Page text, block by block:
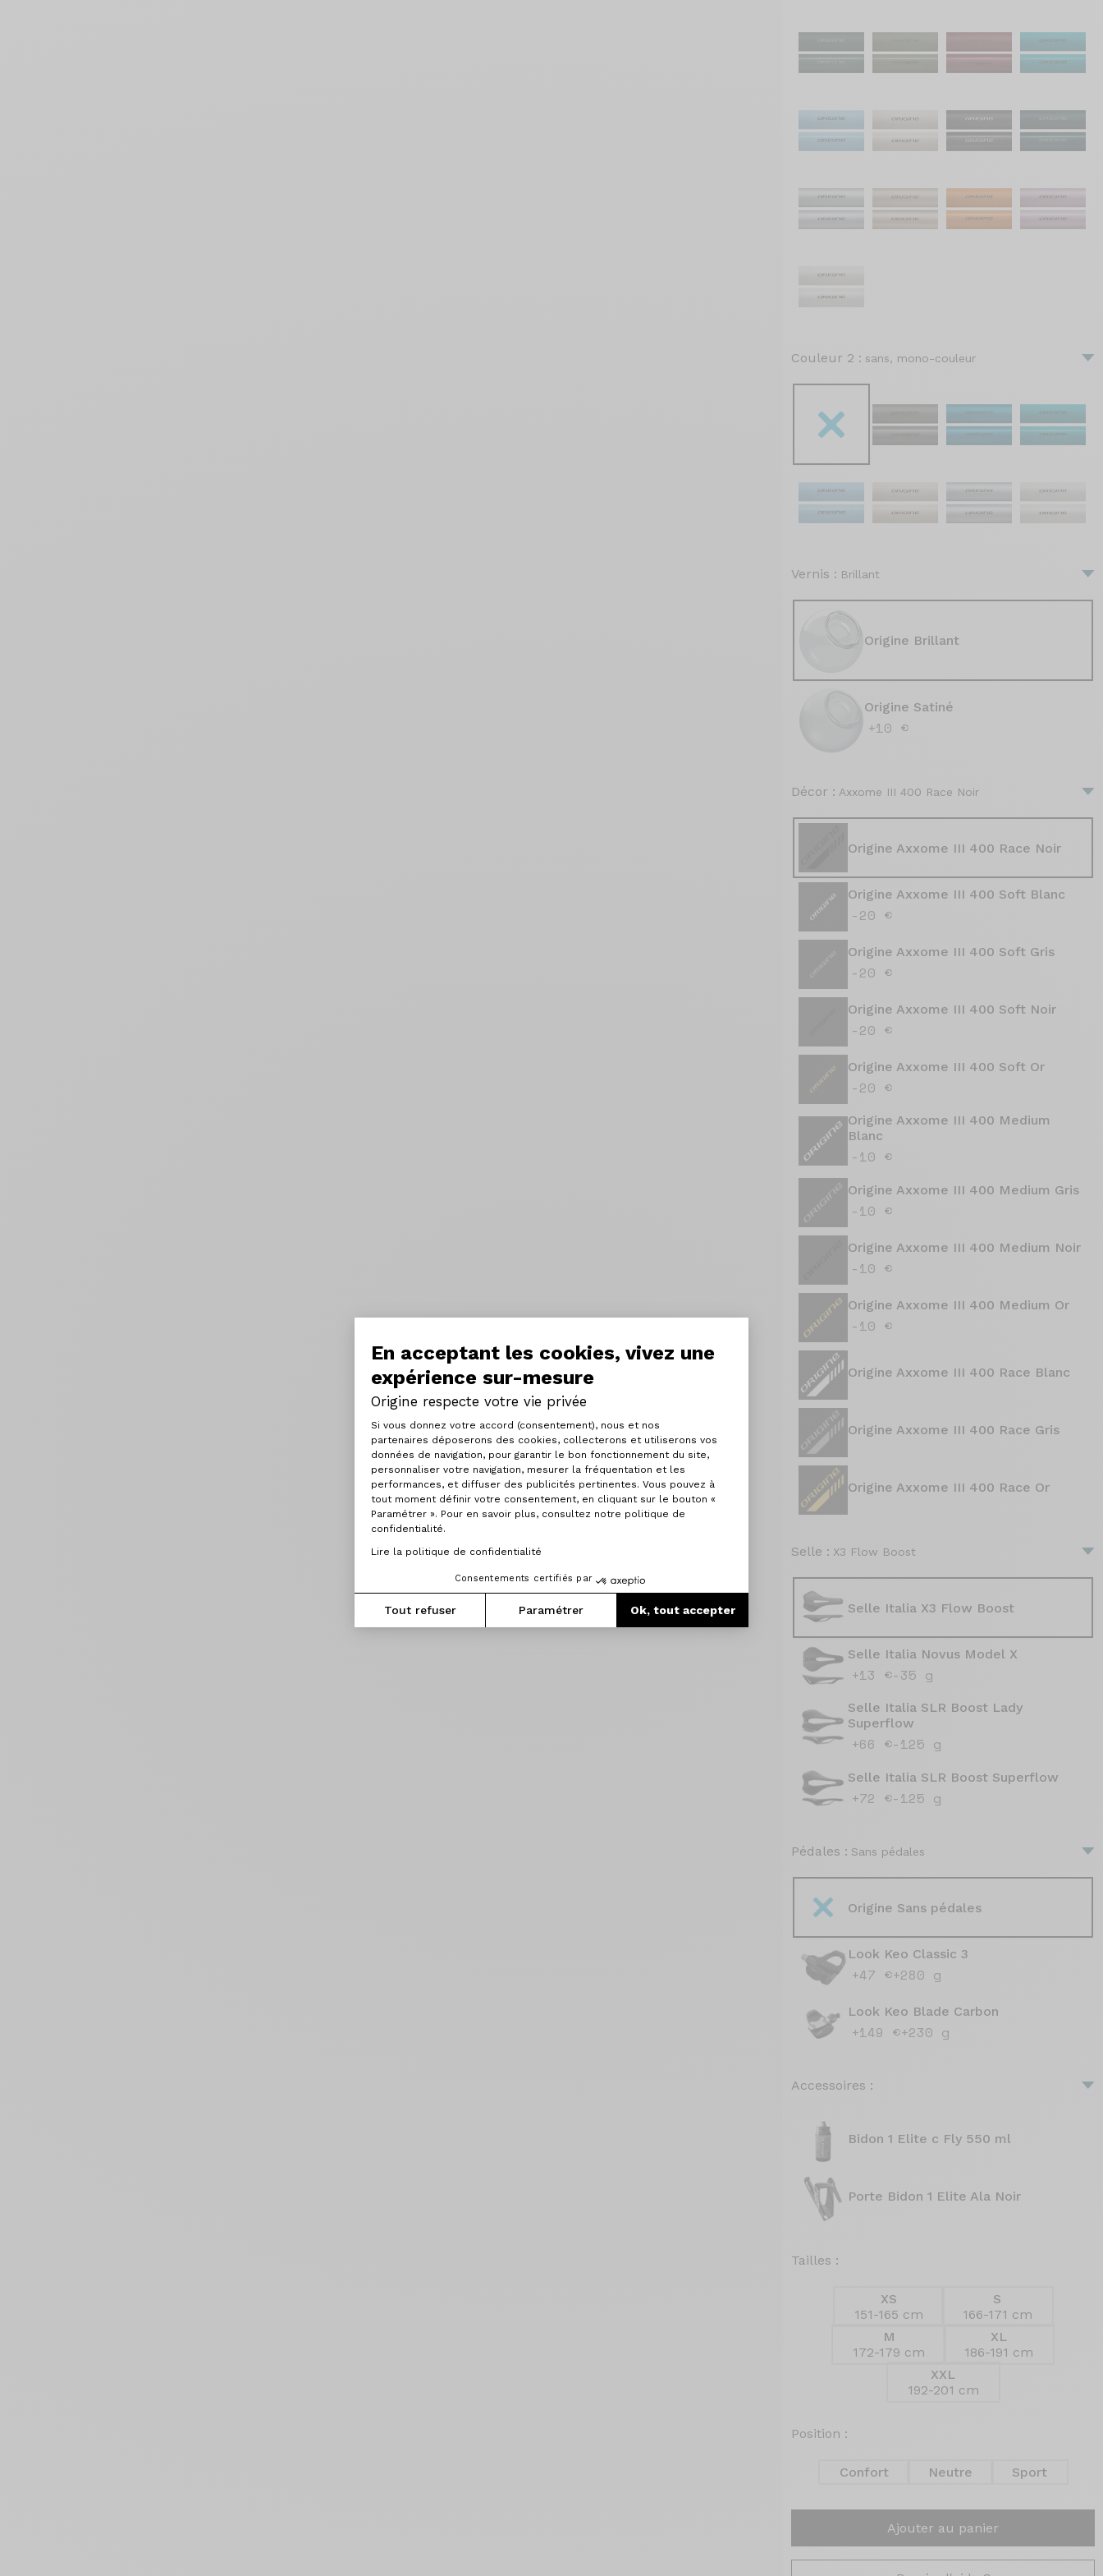
En acceptant les cookies, vivez une
expérience sur-mesure
Origine respecte votre vie privée
Plateforme de Gestion du Consentement : Personnalisez vos Options
Si vous donnez votre accord (consentement), nous et nos
partenaires déposerons des cookies, collecterons et utiliserons vos
données de navigation, pour garantir le bon fonctionnement du site,
personnaliser votre navigation, mesurer la fréquentation et les
performances, et diffuser des publicités pertinentes. Vous pouvez à
tout moment définir votre consentement, en cliquant sur le bouton «
Paramétrer ». Pour en savoir plus, consultez notre politique de
confidentialité.
Lire la politique de confidentialité
Consentements certifiés par
Tout refuser Paramétrer Ok, tout accepter
Axeptio consent
Couleur 2 : sans, mono-couleur
Vernis : Brillant
Origine Brillant
Origine Satiné
+10 €
Décor : Axxome III 400 Race Noir
Origine Axxome III 400 Race Noir
Origine Axxome III 400 Soft Blanc
-20 €
Origine Axxome III 400 Soft Gris
-20 €
Origine Axxome III 400 Soft Noir
-20 €
Origine Axxome III 400 Soft Or
-20 €
Origine Axxome III 400 Medium
Blanc
-10 €
Origine Axxome III 400 Medium Gris
-10 €
Origine Axxome III 400 Medium Noir
-10 €
Origine Axxome III 400 Medium Or
-10 €
Origine Axxome III 400 Race Blanc
Origine Axxome III 400 Race Gris
Origine Axxome III 400 Race Or
Selle : X3 Flow Boost
Selle Italia X3 Flow Boost
Selle Italia Novus Model X
+13 €-35 g
Selle Italia SLR Boost Lady
Superflow
+66 €-125 g
Selle Italia SLR Boost Superflow
+72 €-125 g
Pédales : Sans pédales
Origine Sans pédales
Look Keo Classic 3
+47 €+280 g
Look Keo Blade Carbon
+149 €+230 g
Accessoires :
Bidon 1 Elite c Fly 550 ml
Porte Bidon 1 Elite Ala Noir
Tailles :
XS
151-165 cm
S
166-171 cm
M
172-179 cm
XL
186-191 cm
XXL
192-201 cm
Position :
Confort Neutre Sport
Ajouter au panier